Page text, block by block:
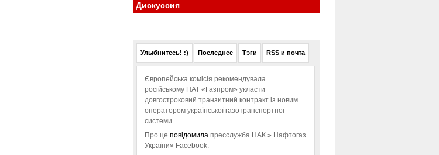
Дискуссия
Улыбнитесь! :) Последнее Тэги RSS и почта
Європейська комісія рекомендувала
російському ПАТ «Газпром» укласти
довгостроковий транзитний контракт із новим
оператором української газотранспортної
системи.
Про це повідомила пресслужба НАК » Нафтогаз
України» Facebook.